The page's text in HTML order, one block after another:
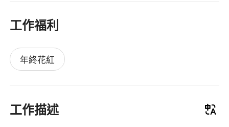
工作福利
年終花紅
工作描述